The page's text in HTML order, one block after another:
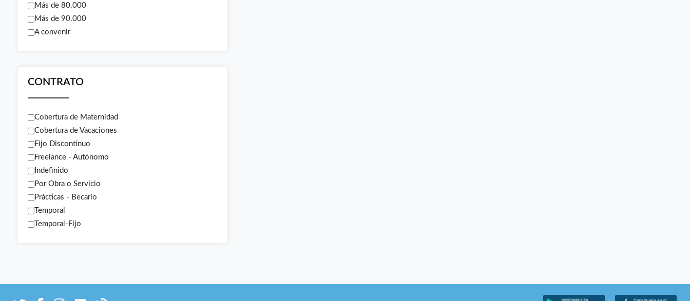
Más de 80.000
Más de 90.000
A convenir
CONTRATO
Cobertura de Maternidad
Cobertura de Vacaciones
Fijo Discontinuo
Freelance - Autónomo
Indefinido
Por Obra o Servicio
Prácticas - Becario
Temporal
Temporal-Fijo